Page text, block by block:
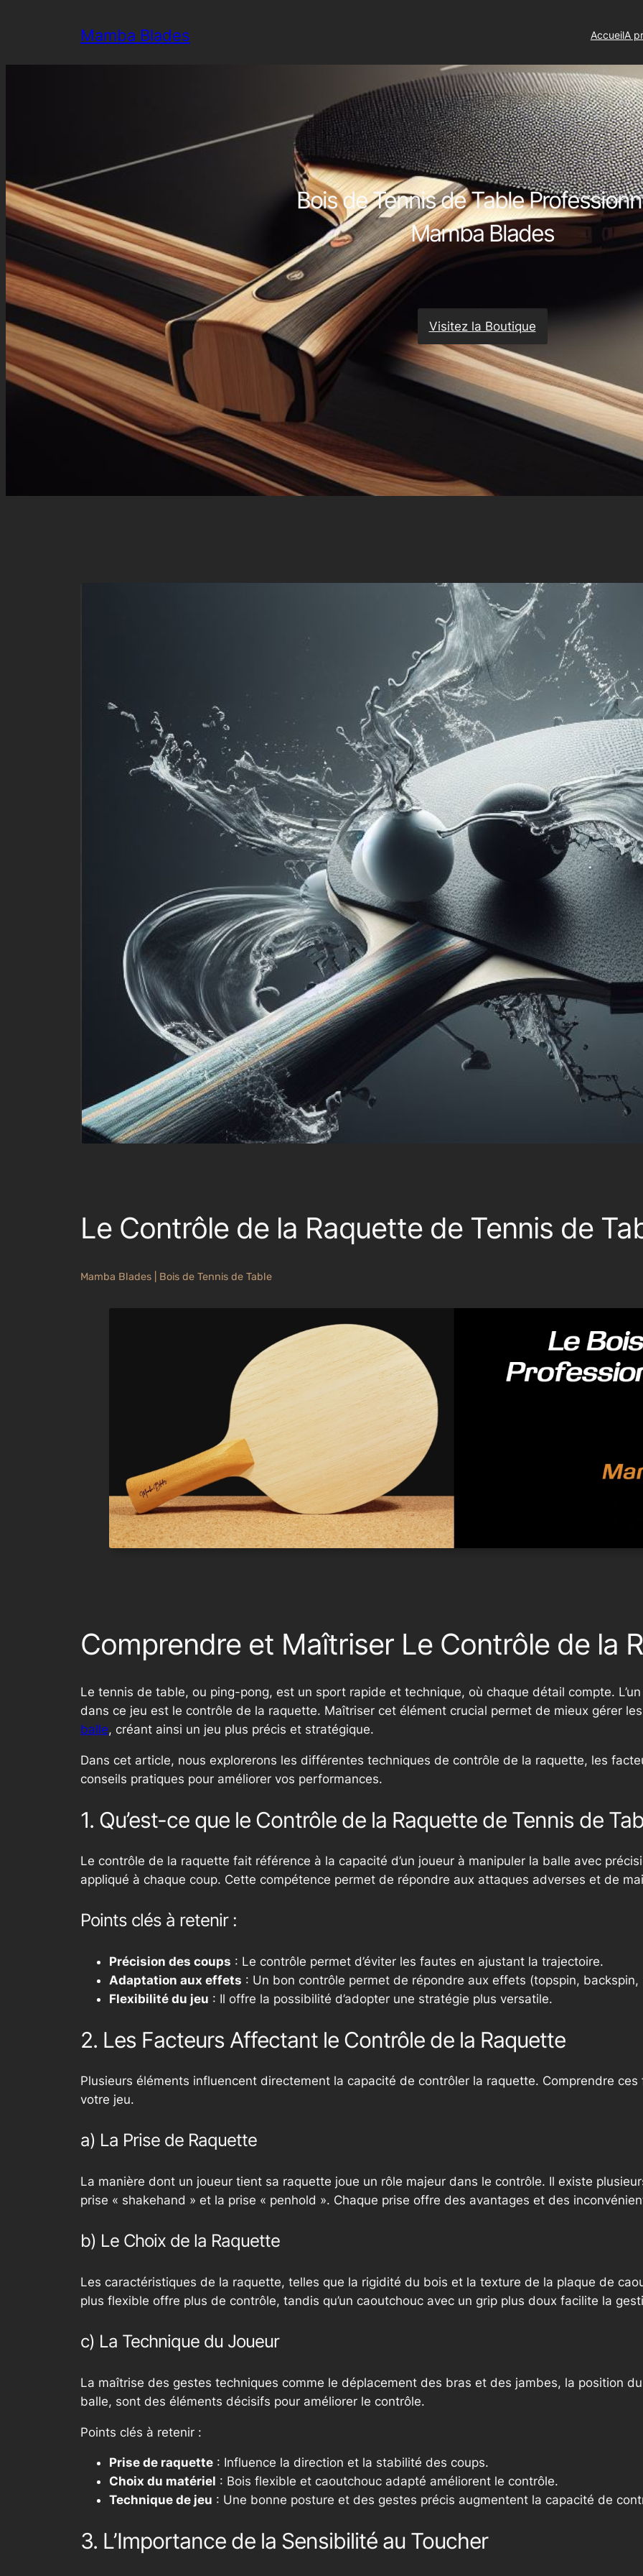
Mamba Blades AccueilA
Bois de Tennis de Table
Mamba Blades
Visitez la Boutique
Le Contrôle de la Raquette de Tennis de
Mamba Blades | Bois de Tennis de Table
Comprendre et Maîtriser Le Contrôle de la
Le tennis de table, ou ping-pong, est un sport rapide et technique, où chaque détail compte.
dans ce jeu est le contrôle de la raquette. Maîtriser cet élément crucial permet de mieux gérer
balle, créant ainsi un jeu plus précis et stratégique.
Dans cet article, nous explorerons les différentes techniques de contrôle de la raquette, les
conseils pratiques pour améliorer vos performances.
1. Qu’est-ce que le Contrôle de la Raquette de Tennis de
Le contrôle de la raquette fait référence à la capacité d’un joueur à manipuler la balle avec
appliqué à chaque coup. Cette compétence permet de répondre aux attaques adverses et de
Points clés à retenir :
Précision des coups : Le contrôle permet d’éviter les fautes en ajustant la trajectoire.
Adaptation aux effets : Un bon contrôle permet de répondre aux effets (topspin, backspin,
Flexibilité du jeu : Il offre la possibilité d’adopter une stratégie plus versatile.
2. Les Facteurs Affectant le Contrôle de la Raquette
Plusieurs éléments influencent directement la capacité de contrôler la raquette. Comprendre
votre jeu.
a) La Prise de Raquette
La manière dont un joueur tient sa raquette joue un rôle majeur dans le contrôle. Il existe
prise « shakehand » et la prise « penhold ». Chaque prise offre des avantages et des
b) Le Choix de la Raquette
Les caractéristiques de la raquette, telles que la rigidité du bois et la texture de la plaque de
plus flexible offre plus de contrôle, tandis qu’un caoutchouc avec un grip plus doux facilite la
c) La Technique du Joueur
La maîtrise des gestes techniques comme le déplacement des bras et des jambes, la position
balle, sont des éléments décisifs pour améliorer le contrôle.
Points clés à retenir :
Prise de raquette : Influence la direction et la stabilité des coups.
Choix du matériel : Bois flexible et caoutchouc adapté améliorent le contrôle.
Technique de jeu : Une bonne posture et des gestes précis augmentent la capacité de
3. L’Importance de la Sensibilité au Toucher